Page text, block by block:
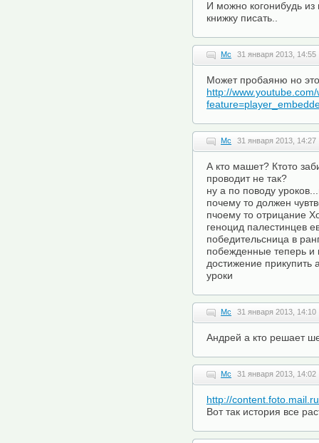
И можно когонибудь
книжку писать..
Mc 31 января 2013, 14:55
Может пробаяню но
http://
Mc 31 января 2013, 14:27
А кто машет? Ктото
проводит не так?
ну а по поводу
почему то должен
пчоему то отрицание
геноцид палестинцев
победительсница в
побежденные теперь и
достижение прикупить
уроки
Mc 31 января 2013, 14:10
Андрей а кто решает
Mc 31 января 2013, 14:02
http://
Вот так история все